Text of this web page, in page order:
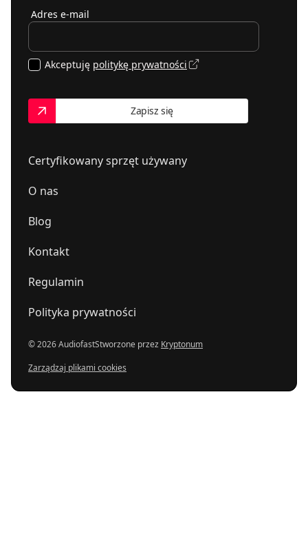
Certyfikowany sprzęt używany
O nas
Blog
Kontakt
Regulamin
Polityka prywatności
© 2026 AudiofastStworzone przez Kryptonum
Zarządzaj plikami cookies
Adres e-mail
Akceptuję politykę prywatności
Zapisz się